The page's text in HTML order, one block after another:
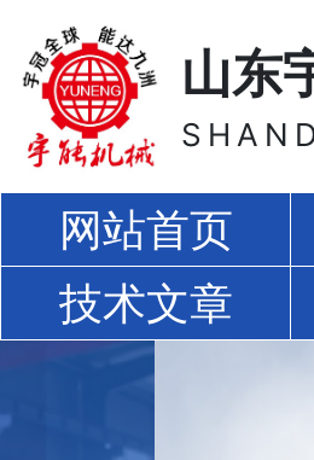
山东
网站首页
技术文章